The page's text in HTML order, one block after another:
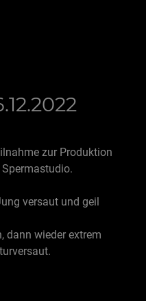
zur Produktion
versaut und geil
dann wieder extrem